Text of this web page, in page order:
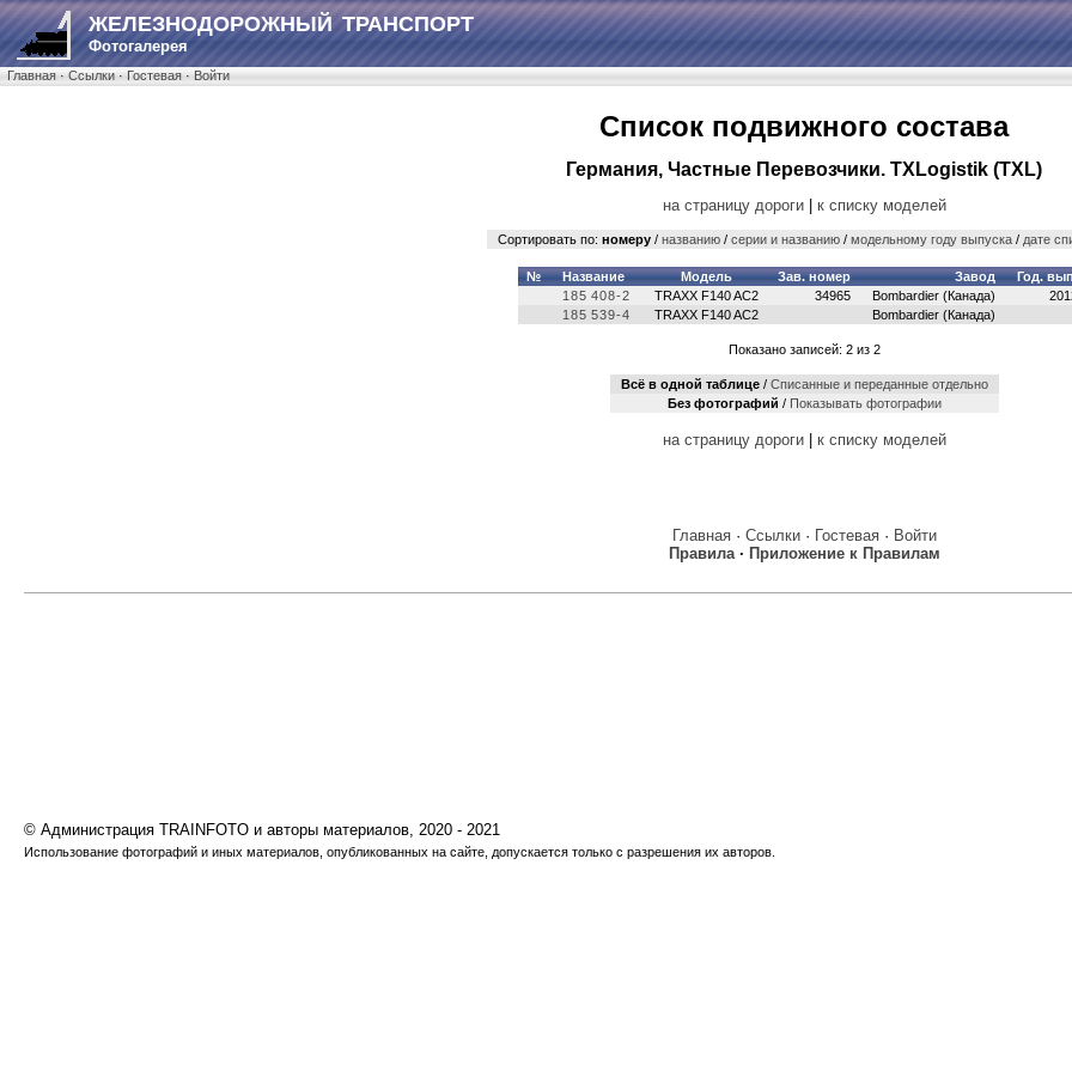
ЖЕЛЕЗНОДОРОЖНЫЙ ТРАНСПОРТ
Фотогалерея
Главная·Ссылки·Гостевая·Войти
Список подвижного состава
Германия, Частные Перевозчики. TXLogistik (TXL)
на страницу дороги| к списку моделей
Сортировать по: номеру/ названию/ серии и названию/ модельному году выпуска/ дате
№ Название Модель Зав. номер Завод
Год.
185 408-2
TRAXX F140 AC2 34965 Bombardier (Канада)
185 539-4
TRAXX F140 AC2 Bombardier (Канада)
Показано записей: 2 из 2
Всё в одной таблице/ Cписанные и переданные отдельно
Без фотографий / Показывать фотографии
на страницу дороги| к списку моделей
Главная· Ссылки· Гостевая· Войти
Правила· Приложение к Правилам
© Администрация TRAINFOTO и авторы материалов, 2020 - 2021
Использование фотографий и иных материалов, опубликованных на сайте, допускается только с разрешения их авторов.